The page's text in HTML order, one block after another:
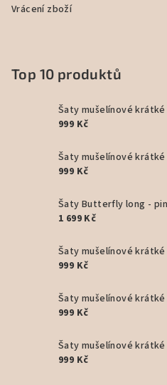
Vrácení zboží
Top 10 produktů
Šaty mušelínové
999 Kč
Šaty mušelínové
999 Kč
Šaty Butterfly long -
1 699 Kč
Šaty mušelínové
999 Kč
Šaty mušelínové
999 Kč
Šaty mušelínové
999 Kč